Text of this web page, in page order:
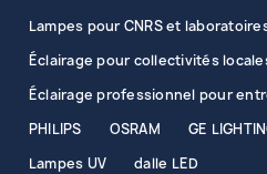
Lampes pour CNRS et
Éclairage pour collectivités
Éclairage professionnel pour
PHILIPS
OSRAM GE
Lampes UV
dalle LED